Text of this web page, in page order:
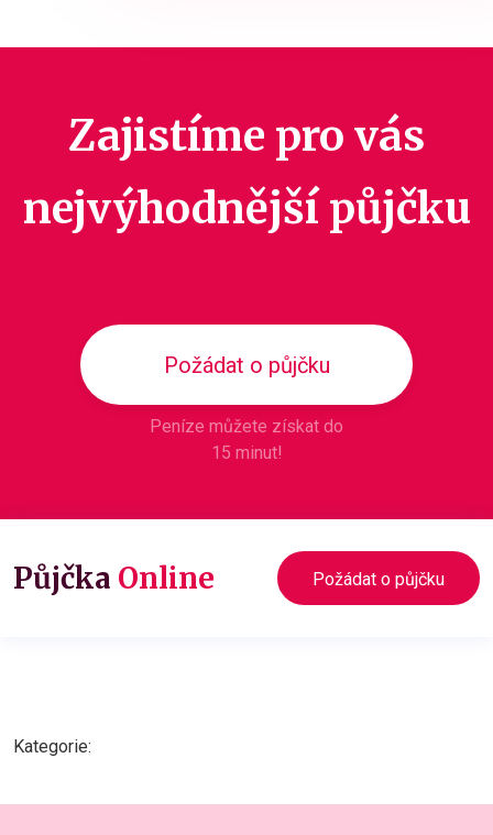
Zajistíme pro vás
nejvýhodnější půjčku
Požádat o půjčku
Peníze můžete získat do
15 minut!
Půjčka Online Požádat o půjčku
Kategorie: